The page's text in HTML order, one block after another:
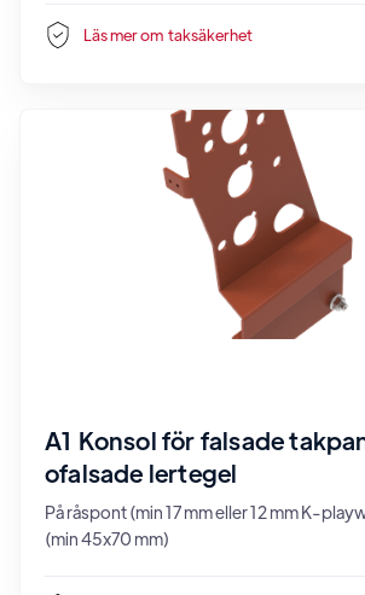
Läs mer om taksäkerhet
A1 Konsol för falsade
ofalsade lertegel
På råspont (min 17 mm eller 12 mm K-
(min 45x70 mm)